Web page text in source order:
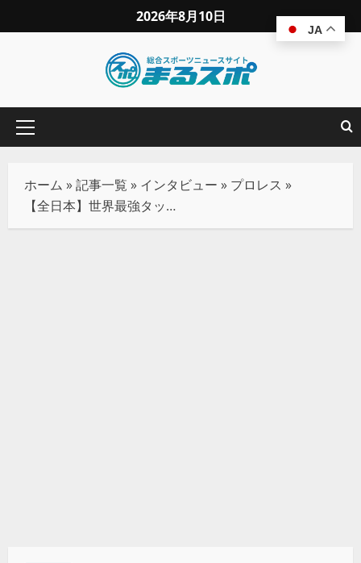
2026年8月10日
ホーム »記事一覧 » インタビュー » プロレス »
【全日本】世界最強タッグ優勝宣言の斉藤ジュン「１敗もすることなく“全勝優勝”だ！」
JA